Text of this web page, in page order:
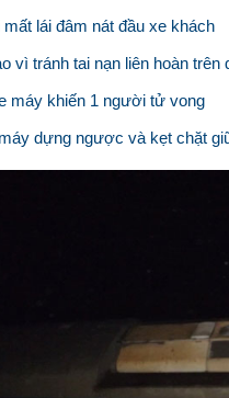
lái đâm nát đầu xe khách
vì tránh tai nạn liên hoàn trên
máy khiến 1 người tử vong
dựng ngược và kẹt chặt